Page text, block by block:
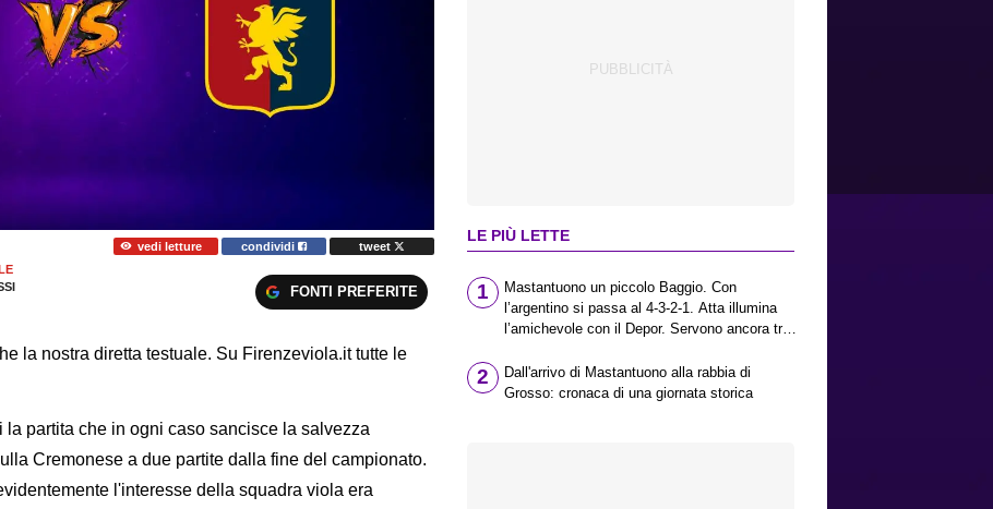
vedi letture condividi
tweet
FONTI PREFERITE
la nostra diretta testuale. Su Firenzeviola.it tutte le
la partita che in ogni caso sancisce la salvezza
Cremonese a due partite dalla fine del campionato.
l'interesse della squadra viola era
LE PIÙ LETTE
1
Mastantuono un piccolo Baggio. Con
l’argentino si passa al 4-3-2-1. Atta illumina
l’amichevole con il Depor. Servono ancora tre
Antognoni, un finale senza vincitori
2
Dall'arrivo di Mastantuono alla rabbia di
Grosso: cronaca di una giornata storica